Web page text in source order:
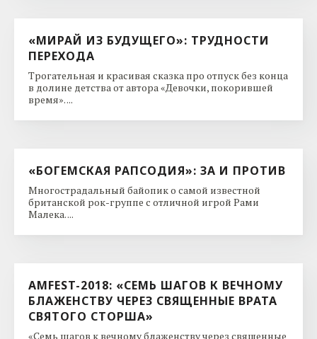
«МИРАЙ ИЗ БУДУЩЕГО»: ТРУДНОСТИ
ПЕРЕХОДА
Трогательная и красивая сказка про отпуск без конца
в долине детства от автора «Девочки, покорившей
время». ...
«БОГЕМСКАЯ РАПСОДИЯ»: ЗА И ПРОТИВ
Многострадальный байопик о самой известной
британской рок-группе с отличной игрой Рами
Малека. ...
AMFEST-2018: «СЕМЬ ШАГОВ К ВЕЧНОМУ
БЛАЖЕНСТВУ ЧЕРЕЗ СВЯЩЕННЫЕ ВРАТА
СВЯТОГО СТОРША»
«Семь шагов к вечному блаженству через священные